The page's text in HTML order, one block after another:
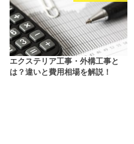
エクステリア工事・外構工事と
は？違いと費用相場を解説！